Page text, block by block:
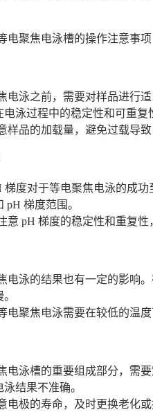
电聚焦电泳槽的操作注意事项
电泳之前，需要对样品进行
泳过程中的稳定性和可重复
样品的加载量，避免过载导致
梯度对于等电聚焦电泳的成
pH 梯度范围。
意 pH 梯度的稳定性和重复性
电泳的结果也有一定的影响
电聚焦电泳需要在较低的温
电泳槽的重要组成部分，需
结果不准确。
电极的寿命，及时更换老化